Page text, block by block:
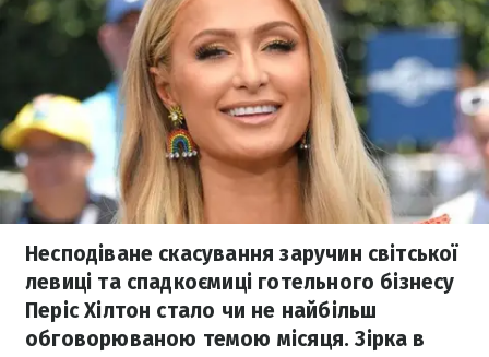
Несподіване скасування заручин світської
левиці та спадкоємиці готельного бізнесу
Періс Хілтон стало чи не найбільш
обговорюваною темою місяця. Зірка в